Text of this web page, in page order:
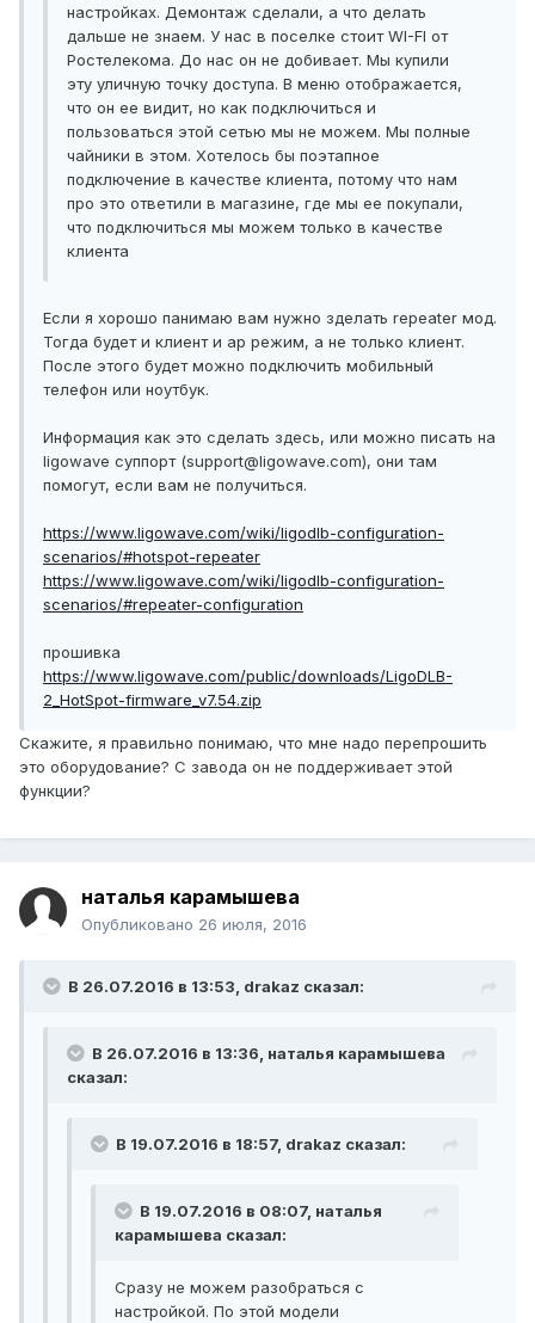
настройках. Демонтаж сделали, а что делать
дальше не знаем. У нас в поселке стоит WI-FI от
Ростелекома. До нас он не добивает. Мы купили
эту уличную точку доступа. В меню отображается,
что он ее видит, но как подключиться и
пользоваться этой сетью мы не можем. Мы полные
чайники в этом. Хотелось бы поэтапное
подключение в качестве клиента, потому что нам
про это ответили в магазине, где мы ее покупали,
что подключиться мы можем только в качестве
клиента
Если я хорошо панимаю вам нужно зделать repeater мод.
Тогда будет и клиент и ap режим, а не только клиент.
После этого будет можно подключить мобильный
телефон или ноутбук.
Информация как это сделать здесь, или можно писать на
ligowave суппорт (support@ligowave.com), они там
помогут, если вам не получиться.
https://www.ligowave.com/wiki/ligodlb-configuration-
scenarios/#hotspot-repeater
https://www.ligowave.com/wiki/ligodlb-configuration-
scenarios/#repeater-configuration
прошивка
https://www.ligowave.com/public/downloads/LigoDLB-
2_HotSpot-firmware_v7.54.zip
Скажите, я правильно понимаю, что мне надо перепрошить
это оборудование? С завода он не поддерживает этой
функции?
наталья карамышева
Опубликовано 26 июля, 2016
В 26.07.2016 в 13:53, drakaz сказал:
В 26.07.2016 в 13:36, наталья карамышева
сказал:
В 19.07.2016 в 18:57, drakaz сказал:
В 19.07.2016 в 08:07, наталья
карамышева сказал:
Сразу не можем разобраться с
настройкой. По этой модели